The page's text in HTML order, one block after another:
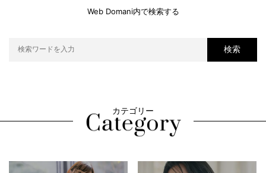
Web Domani内で検索する
検索
カテゴリー